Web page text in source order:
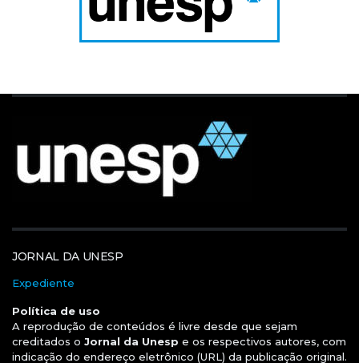
JORNAL DA UNESP
Expediente
Política de uso
A reprodução de conteúdos é livre desde que sejam
creditados o Jornal da Unesp e os respectivos autores, com
indicação do endereço eletrônico (URL) da publicação original.